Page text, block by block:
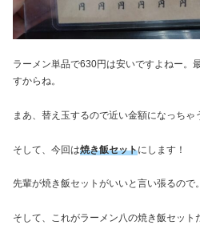
ラーメン単品で630円は安いですよねー。
すからね。
まあ、替え玉するので近い金額になっちゃ
そして、今回は焼き飯セットにします！
先輩が焼き飯セットがいいと言い張るので
そして、これがラーメン八の焼き飯セット